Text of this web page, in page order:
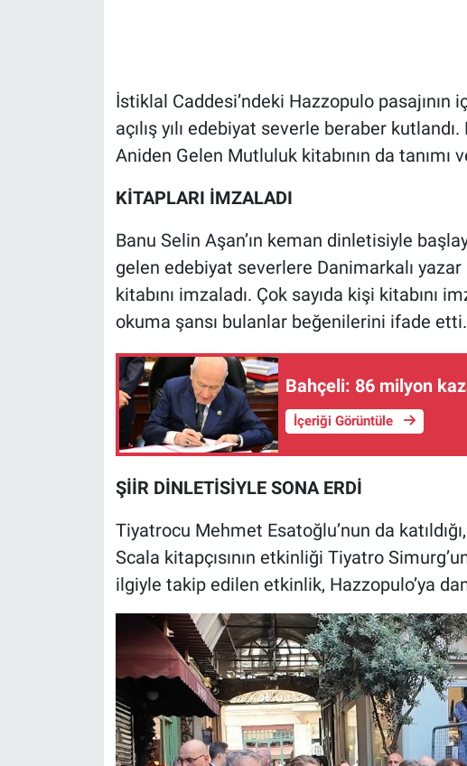
İstiklal Caddesi’ndeki Hazzopulo pasajının
açılış yılı edebiyat severle beraber
Aniden Gelen Mutluluk kitabının da tanımı
KİTAPLARI İMZALADI
Banu Selin Aşan’ın keman dinletisiyle
gelen edebiyat severlere Danimarkalı
kitabını imzaladı. Çok sayıda kişi kitabını
okuma şansı bulanlar beğenilerini ifade etti.
Bahçeli: 86 milyon
İçeriği Görüntüle
ŞİİR DİNLETİSİYLE SONA ERDİ
Tiyatrocu Mehmet Esatoğlu’nun da
Scala kitapçısının etkinliği Tiyatro
ilgiyle takip edilen etkinlik, Hazzopulo’ya
Günün görüntüsü
Koronavirüs
Kültür Sanat
Ne demişti
Programlar
Türkiye'nin Geleceği
Türkiye'nin Gündemi